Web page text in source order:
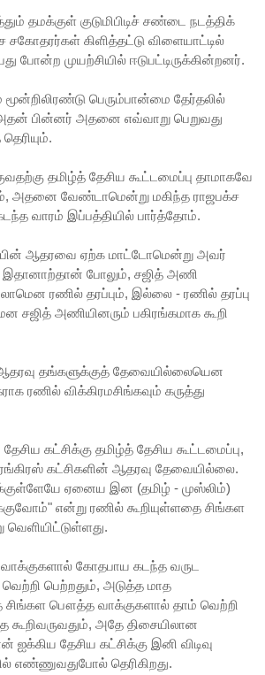
தமக்குள் குடுமிபிடிச் சண்டை நடத்திக்
சகோதரர்கள் கிளித்தட்டு விளையாட்டில்
போன்ற முயற்சியில் ஈடுபட்டிருக்கின்றனர்.
மூன்றிலிரண்டு பெரும்பான்மை தேர்தலில்
அதன் பின்னர் அதனை எவ்வாறு பெறுவது
தமிழ்த் தேசிய கூட்டமைப்பு தாமாகவே
அதனை வேண்டாமென்று மகிந்த ராஜபக்ச
வாரம் இப்பத்தியில் பார்த்தோம்.
ஆதரவை ஏற்க மாட்டோமென்று அவர்
இதானாற்தான் போலும், சஜித் அணி
ரணில் தரப்பும், இல்லை - ரணில் தரப்பு
சஜித் அணியினரும் பகிரங்கமாக கூறி
தங்களுக்குத் தேவையில்லையென
ரணில் விக்கிரமசிங்கவும் கருத்து
கட்சிக்கு தமிழ்த் தேசிய கூட்டமைப்பு,
கட்சிகளின் ஆதரவு தேவையில்லை.
ஏனைய இன (தமிழ் - முஸ்லிம்)
என்று ரணில் கூறியுள்ளதை சிங்கள
கோதபாய கடந்த வருட
வெற்றி பெற்றதும், அடுத்த மாத
சிங்கள பௌத்த வாக்குகளால் தாம் வெற்றி
கூறிவருவதும், அதே திசையிலான
தேசிய கட்சிக்கு இனி விடிவு
எண்ணுவதுபோல் தெரிகிறது.